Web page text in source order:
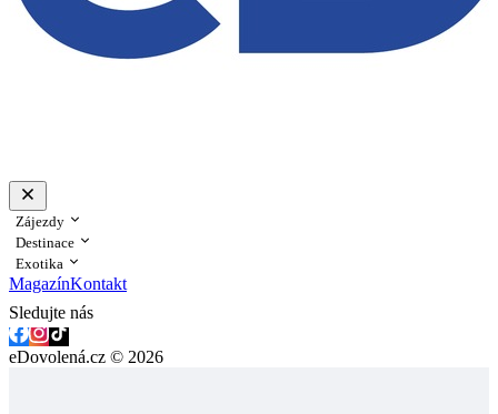
Zájezdy
Destinace
Exotika
MagazínKontakt
Sledujte nás
eDovolená.cz © 2026